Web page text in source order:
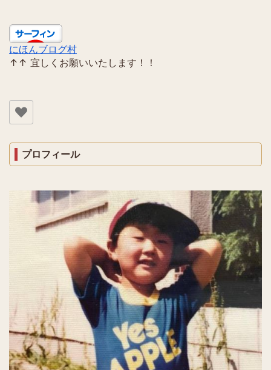
にほんブログ村
↑↑ 宜しくお願いいたします！！
プロフィール